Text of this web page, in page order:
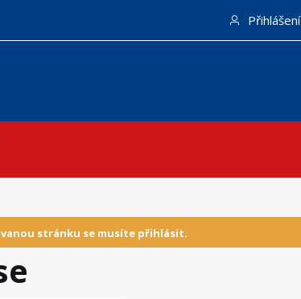
Přihlášení
stránku se musíte přihlásit.